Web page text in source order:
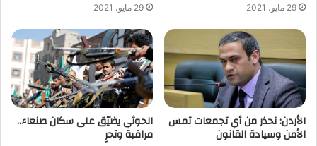
29 مايو، 2021 29 مايو، 2021
الأردن: نحذر من أي تجمعات تمس
الأمن وسيادة القانون
الحوثي يضيّق على سكان صنعاء..
مراقبة وتحرٍ